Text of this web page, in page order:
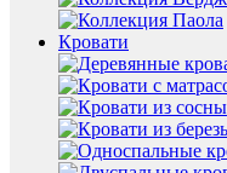
Кровати